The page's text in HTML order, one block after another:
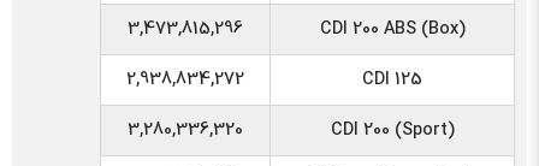
CDI 200 ABS (Box)
3,473,815,296
CDI 125
2,938,834,272
CDI 200 (Sport)
3,280,336,320